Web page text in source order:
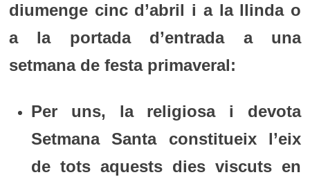
diumenge cinc d’abril i a la llinda o
a la portada d’entrada a una
setmana de festa primaveral:
Per uns, la religiosa i devota
Setmana Santa constitueix l’eix
de tots aquests dies viscuts en